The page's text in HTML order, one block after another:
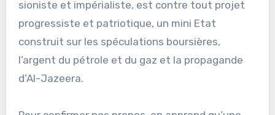
sioniste et impérialiste, est contre tout projet
progressiste et patriotique, un mini Etat
construit sur les spéculations boursières,
l’argent du pétrole et du gaz et la propagande
d’Al-Jazeera.